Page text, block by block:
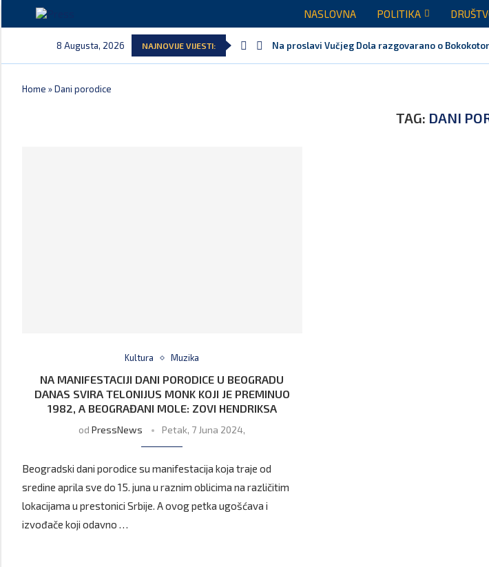
NASLOVNA POLITIKA
8 Augusta, 2026 NAJNOVIJE VIJESTI: Na proslavi Vučjeg Dola razgovarano o
Home »Dani porodice
TAG: DANI
Kultura Muzika
NA MANIFESTACIJI DANI PORODICE U BEOGRADU
DANAS SVIRA TELONIJUS MONK KOJI JE PREMINUO
1982, A BEOGRAĐANI MOLE: ZOVI HENDRIKSA
odPressNews Petak, 7 Juna 2024,
Beogradski dani porodice su manifestacija koja traje od
sredine aprila sve do 15. juna u raznim oblicima na različitim
lokacijama u prestonici Srbije. A ovog petka ugošćava i
izvođače koji odavno …